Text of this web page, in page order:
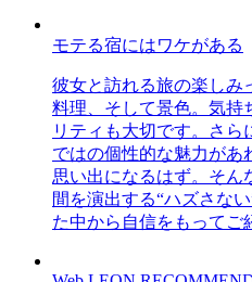
モテる宿にはワケがある
彼女と訪れる旅の楽し
料理、そして景色。気持
リティも大切です。さら
ではの個性的な魅力があ
思い出になるはず。そん
間を演出する“ハズさな
た中から自信をもってご